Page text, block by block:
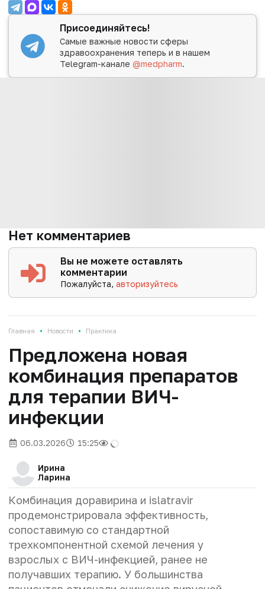
Присоединяйтесь!
Самые важные новости сферы
здравоохранения теперь и в нашем
Telegram-канале@medpharm.
Нет комментариев
Вы не можете оставлять
комментарии
Пожалуйста,авторизуйтесь
Главная • Новости • Практика
Предложена новая
комбинация препаратов
для терапии ВИЧ-
инфекции
06.03.2026 15:25
Ирина
Ларина
Комбинация доравирина и islatravir
продемонстрировала эффективность,
сопоставимую со стандартной
трехкомпонентной схемой лечения у
взрослых с ВИЧ-инфекцией, ранее не
получавших терапию. У большинства